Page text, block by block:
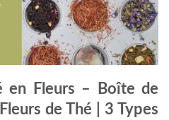
en Fleurs – Boîte de
de Thé | 3 Types